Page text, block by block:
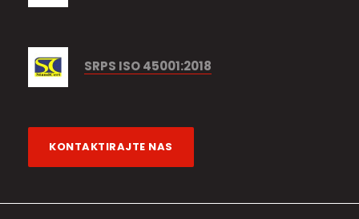
SRPS ISO 45001:2018
KONTAKTIRAJTE NAS